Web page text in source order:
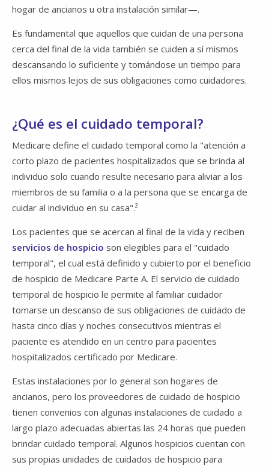
hogar de ancianos u otra instalación similar—.
Es fundamental que aquellos que cuidan de una persona
cerca del final de la vida también se cuiden a sí mismos
descansando lo suficiente y tomándose un tiempo para
ellos mismos lejos de sus obligaciones como cuidadores.
¿Qué es el cuidado temporal?
Medicare define el cuidado temporal como la "atención a
corto plazo de pacientes hospitalizados que se brinda al
individuo solo cuando resulte necesario para aliviar a los
miembros de su familia o a la persona que se encarga de
cuidar al individuo en su casa".²
Los pacientes que se acercan al final de la vida y reciben
servicios de hospicio​​​​​​​ son elegibles para el "cuidado
temporal", el cual está definido y cubierto por el beneficio
de hospicio de Medicare Parte A. El servicio de cuidado
temporal de hospicio le permite al familiar cuidador
tomarse un descanso de sus obligaciones de cuidado de
hasta cinco días y noches consecutivos mientras el
paciente es atendido en un centro para pacientes
hospitalizados certificado por Medicare.
Estas instalaciones por lo general son hogares de
ancianos, pero los proveedores de cuidado de hospicio
tienen convenios con algunas instalaciones de cuidado a
largo plazo adecuadas abiertas las 24 horas que pueden
brindar cuidado temporal. Algunos hospicios cuentan con
sus propias unidades de cuidados de hospicio para